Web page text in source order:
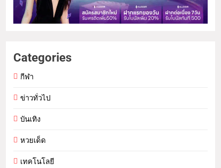
Categories
กีฬา
ข่าวทั่วไป
บันเทิง
หวยเด็ด
เทคโนโลยี